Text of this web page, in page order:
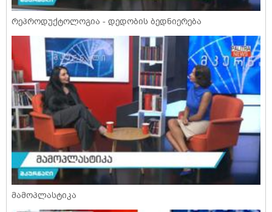
რეპროდუქტოლოგია - დედობის ბედნიერება
მამოპლასტიკა